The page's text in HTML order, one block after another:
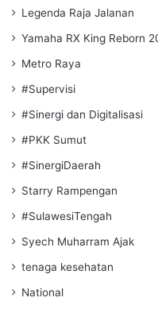
Legenda Raja Jalanan
Yamaha RX King Reborn
Metro Raya
#Supervisi
#Sinergi dan Digitalisasi
#PKK Sumut
#SinergiDaerah
Starry Rampengan
#SulawesiTengah
Syech Muharram Ajak
tenaga kesehatan
National